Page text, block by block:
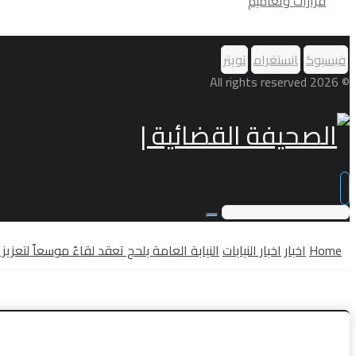
فيسبوك انستغرام تويتر
© 2026 All rights reserved
Homeاخباراخبار النياباتالنيابة العامة بلحج تعقد لقاءً موسعاً